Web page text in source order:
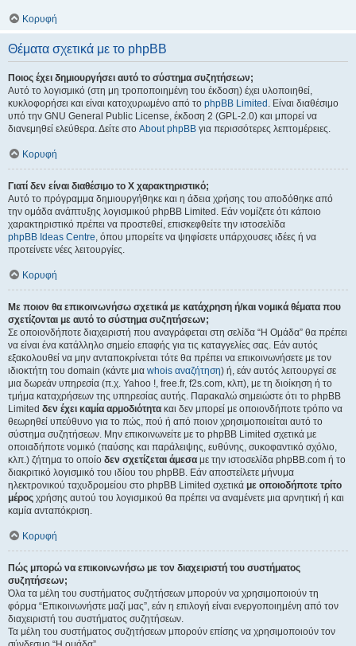
Κορυφή
Θέματα σχετικά με το phpBB
Ποιος έχει δημιουργήσει αυτό το σύστημα συζητήσεων;
Αυτό το λογισμικό (στη μη τροποποιημένη του έκδοση) έχει υλοποιηθεί,
κυκλοφορήσει και είναι κατοχυρωμένο από το phpBB Limited . Είναι διαθέσιμο
υπό την GNU General Public License, έκδοση 2 (GPL-2.0) και μπορεί να
διανεμηθεί ελεύθερα. Δείτε στο About phpBB για περισσότερες λεπτομέρειες.
Κορυφή
Γιατί δεν είναι διαθέσιμο το Χ χαρακτηριστικό;
Αυτό το πρόγραμμα δημιουργήθηκε και η άδεια χρήσης του αποδόθηκε από
την ομάδα ανάπτυξης λογισμικού phpBB Limited. Εάν νομίζετε ότι κάποιο
χαρακτηριστικό πρέπει να προστεθεί, επισκεφθείτε την ιστοσελίδα
phpBB Ideas Centre, όπου μπορείτε να ψηφίσετε υπάρχουσες ιδέες ή να
προτείνετε νέες λειτουργίες.
Κορυφή
Με ποιον θα επικοινωνήσω σχετικά με κατάχρηση ή/και νομικά θέματα που
σχετίζονται με αυτό το σύστημα συζητήσεων;
Σε οποιονδήποτε διαχειριστή που αναγράφεται στη σελίδα “Η Ομάδα” θα πρέπει
να είναι ένα κατάλληλο σημείο επαφής για τις καταγγελίες σας. Εάν αυτός
εξακολουθεί να μην ανταποκρίνεται τότε θα πρέπει να επικοινωνήσετε με τον
ιδιοκτήτη του domain (κάντε μια whois αναζήτηση) ή, εάν αυτός λειτουργεί σε
μια δωρεάν υπηρεσία (π.χ. Yahoo !, free.fr, f2s.com, κλπ), με τη διοίκηση ή το
τμήμα καταχρήσεων της υπηρεσίας αυτής. Παρακαλώ σημειώστε ότι το phpBB
Limited δεν έχει καμία αρμοδιότητα και δεν μπορεί με οποιονδήποτε τρόπο να
θεωρηθεί υπεύθυνο για το πώς, πού ή από ποιον χρησιμοποιείται αυτό το
σύστημα συζητήσεων. Μην επικοινωνείτε με το phpBB Limited σχετικά με
οποιαδήποτε νομικό (παύσης και παράλειψης, ευθύνης, συκοφαντικό σχόλιο,
κλπ.) ζήτημα το οποίο δεν σχετίζεται άμεσα με την ιστοσελίδα phpBB.com ή το
διακριτικό λογισμικό του ιδίου του phpBB. Εάν αποστείλετε μήνυμα
ηλεκτρονικού ταχυδρομείου στο phpBB Limited σχετικά με οποιοδήποτε τρίτο
μέρος χρήσης αυτού του λογισμικού θα πρέπει να αναμένετε μια αρνητική ή και
καμία ανταπόκριση.
Κορυφή
Πώς μπορώ να επικοινωνήσω με τον διαχειριστή του συστήματος
συζητήσεων;
Όλα τα μέλη του συστήματος συζητήσεων μπορούν να χρησιμοποιούν τη
φόρμα “Επικοινωνήστε μαζί μας”, εάν η επιλογή είναι ενεργοποιημένη από τον
διαχειριστή του συστήματος συζητήσεων.
Τα μέλη του συστήματος συζητήσεων μπορούν επίσης να χρησιμοποιούν τον